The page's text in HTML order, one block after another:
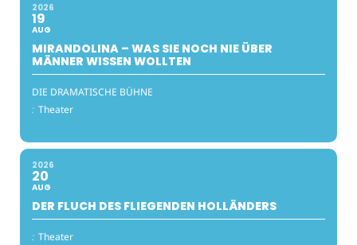
2026
19
AUG
MIRANDOLINA – WAS SIE NOCH NIE ÜBER
MÄNNER WISSEN WOLLTEN
DIE DRAMATISCHE BÜHNE
: Theater
2026
20
AUG
DER FLUCH DES FLIEGENDEN HOLLÄNDERS
: Theater